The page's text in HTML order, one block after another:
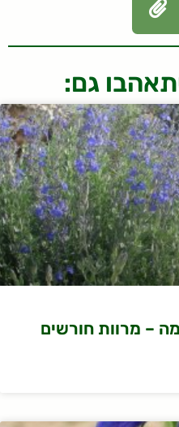
גם:
– מרוות חורשים